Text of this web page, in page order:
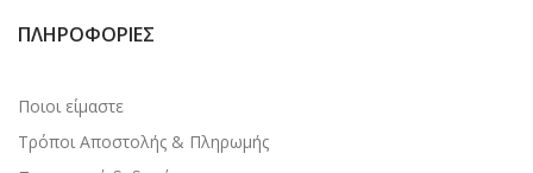
ΠΛΗΡΟΦΟΡΊΕΣ
Ποιοι είμαστε
Τρόποι Αποστολής & Πληρωμής